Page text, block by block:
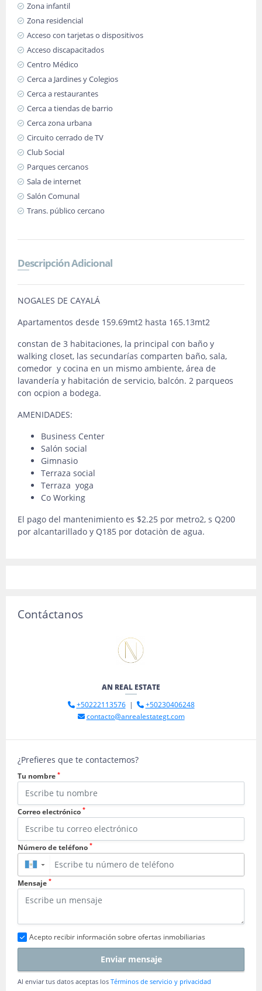
Zona infantil
Zona residencial
Acceso con tarjetas o dispositivos
Acceso discapacitados
Centro Médico
Cerca a Jardines y Colegios
Cerca a restaurantes
Cerca a tiendas de barrio
Cerca zona urbana
Circuito cerrado de TV
Club Social
Parques cercanos
Sala de internet
Salón Comunal
Trans. público cercano
Descripción Adicional
NOGALES DE CAYALÁ
Apartamentos desde 159.69mt2 hasta 165.13mt2
constan de 3 habitaciones, la principal con baño y
walking closet, las secundarías comparten baño, sala,
comedor y cocina en un mismo ambiente, área de
lavandería y habitación de servicio, balcón. 2 parqueos
con ocpion a bodega.
AMENIDADES:
Business Center
Salón social
Gimnasio
Terraza social
Terraza yoga
Co Working
El pago del mantenimiento es $2.25 por metro2, s Q200
por alcantarillado y Q185 por dotaciòn de agua.
Contáctanos
AN REAL ESTATE
+50222113576|
+50230406248
contacto@anrealestategt.com
¿Prefieres que te contactemos?
Tu nombre *
Correo electrónico *
Número de teléfono *
▼
Mensaje *
Acepto recibir información sobre ofertas inmobiliarias
Enviar mensaje
Al enviar tus datos aceptas los Términos de servicio y privacidad